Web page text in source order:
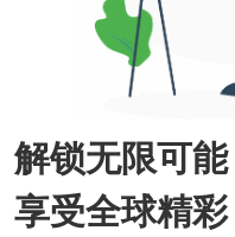
解锁无限可能
享受全球精彩